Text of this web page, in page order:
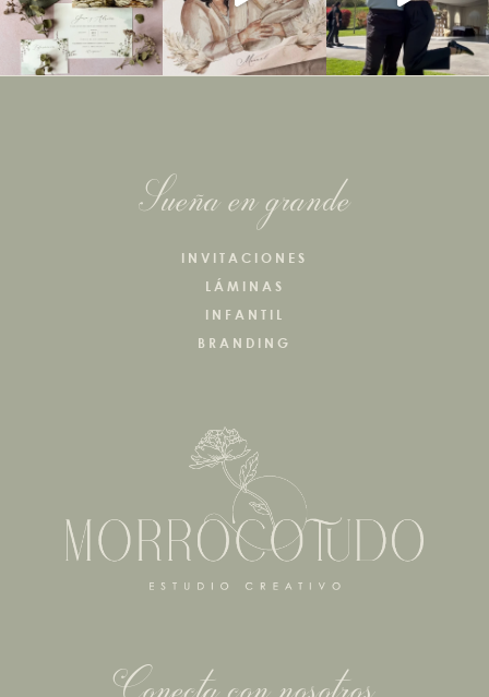
Sueña en grande
INVITACIONES
LÁMINAS
INFANTIL
BRANDING